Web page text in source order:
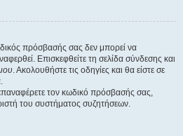
πρόσβασής σας δεν μπορεί να
Επισκεφθείτε τη σελίδα σύνδεσης και
. Ακολουθήστε τις οδηγίες και θα είστε σε
τον κωδικό πρόσβασής σας,
του συστήματος συζητήσεων.